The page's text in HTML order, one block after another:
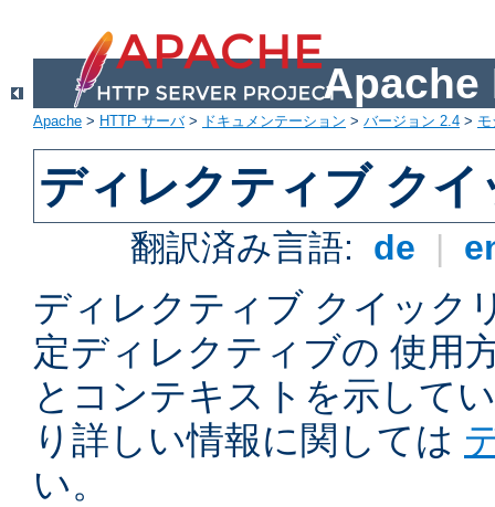
Apache
Apache > HTTP サーバ> ドキュメンテーション > バージョン 2.4 >
ディレクティブ ク
翻訳済み言語: de |
ディレクティブ クイック
定ディレクティブの 使用
とコンテキストを示して
り詳しい情報に関しては
い。